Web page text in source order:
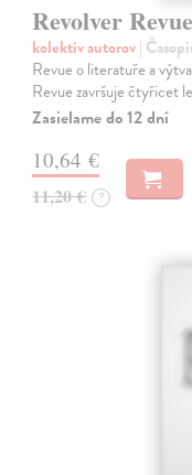
Revolver
kolektív autorov|
Revue o literatuře a
Revue završuje čtyřicet
Zasielame do 12 dní
10,64 €
11,20 € ?